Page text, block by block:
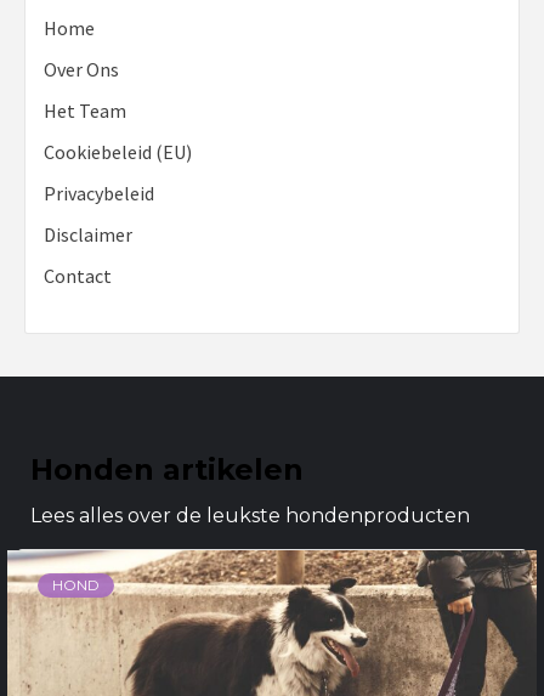
Home
Over Ons
Het Team
Cookiebeleid (EU)
Privacybeleid
Disclaimer
Contact
Honden artikelen
Lees alles over de leukste hondenproducten
HOND